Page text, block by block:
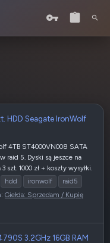
HDD Seagate IronWolf
4TB ST4000VN008 SATA
raid 5. Dyski są jeszce na
1000 zł + koszty wysyłki.
hdd ironwolf
raid5
Giełda: Sprzedam / Kupię
3.2GHz 16GB RAM